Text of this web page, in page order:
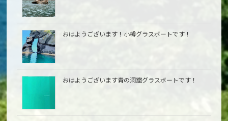
おはようございます！小樽グラスボートです！
おはようございます青の洞窟グラスボートです！